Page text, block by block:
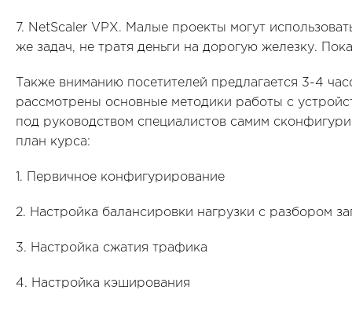
7. NetScaler VPX. Малые проекты могут
же задач, не тратя деньги на дорогую железку.
Также вниманию посетителей предлагается 3-4
рассмотрены основные методики работы с
под руководством специалистов самим
план курса:
1. Первичное конфигурирование
2. Настройка балансировки нагрузки с разбором
3. Настройка сжатия трафика
4. Настройка кэширования